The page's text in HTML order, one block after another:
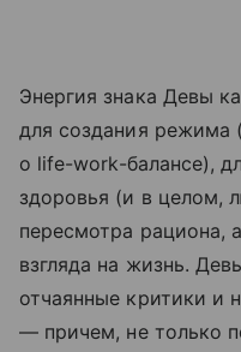
Энергия знака Девы
для создания режима
о life-work-балансе),
здоровья (и в целом,
пересмотра рациона,
взгляда на жизнь.
отчаянные критики и
— причем, не только